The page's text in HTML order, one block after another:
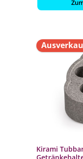
Kirami